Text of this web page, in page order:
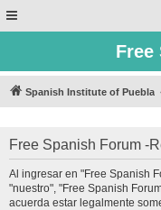
Free
Spanish Institute of Puebla
Free Spanish Forum -
Al ingresar en "Free Spanish
"nuestro", "Free Spanish
acuerda estar legalmente